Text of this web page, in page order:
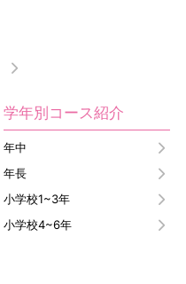
学年別コース紹介
年中
年長
小学校1~3年
小学校4~6年